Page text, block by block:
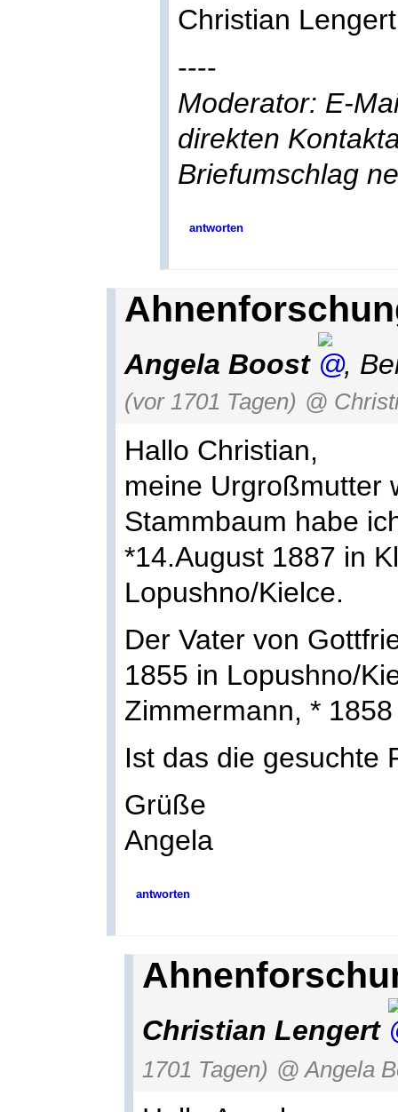
Christian Lengert
----
Moderator: E-
direkten
Briefumschlag
antworten
Angela Boost ,
(vor 1701 Tagen) @
Hallo Christian,
meine Urgroßmutter
Stammbaum habe
*14.August 1887 in
Lopushno/Kielce.
Der Vater von
1855 in Lopushno/
Zimmermann, *
Ist das die gesuchte
Grüße
Angela
antworten
Christian Lengert
1701 Tagen) @ Angela